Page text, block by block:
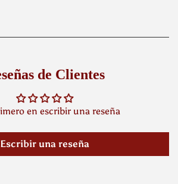
de Clientes
en escribir una reseña
Escribir una reseña